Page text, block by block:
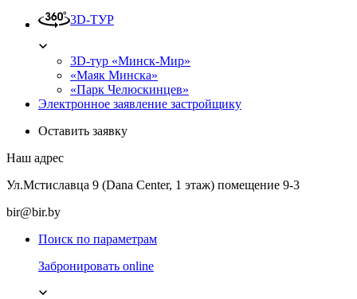
3D-ТУР
3D-тур «Минск-Мир»
«Маяк Минска»
«Парк Челюскинцев»
Электронное заявление застройщику
Оставить заявку
Наш адрес
Ул.Мстиславца 9 (Dana Center, 1 этаж) помещение 9-3
bir@bir.by
Поиск по параметрам
Забронировать online